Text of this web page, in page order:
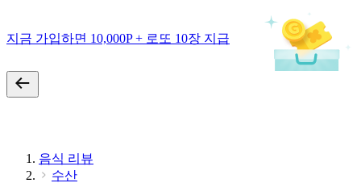
지금 가입하면 10,000P + 로또 10장 지급
음식 리뷰
수산